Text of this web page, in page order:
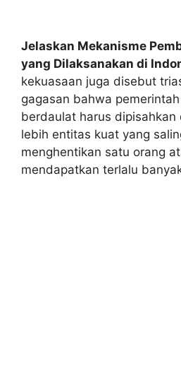
Jelaskan Mekanisme
yang Dilaksanakan di
kekuasaan juga disebut
gagasan bahwa
berdaulat harus
lebih entitas kuat yang
menghentikan satu orang
mendapatkan terlalu